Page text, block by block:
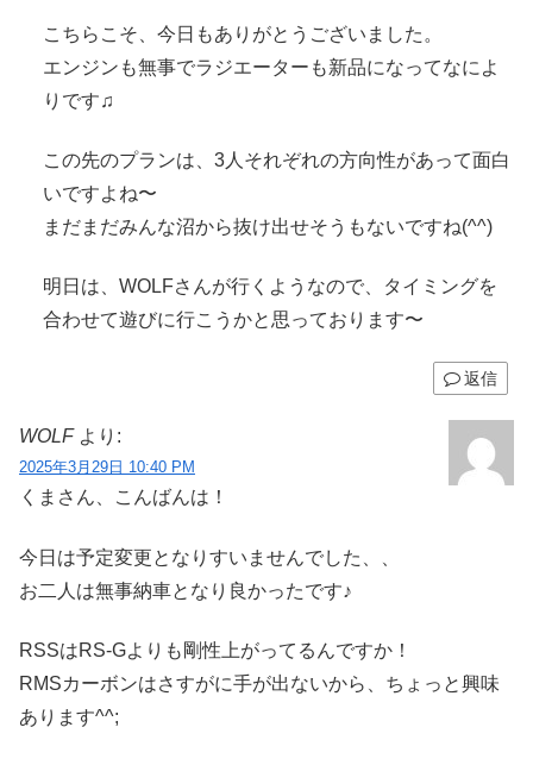
こちらこそ、今日もありがとうございました。
エンジンも無事でラジエーターも新品になってなによ
りです♫
この先のプランは、3人それぞれの方向性があって面白
いですよね〜
まだまだみんな沼から抜け出せそうもないですね(^^)
明日は、WOLFさんが行くようなので、タイミングを
合わせて遊びに行こうかと思っております〜
返信
WOLF より:
2025年3月29日 10:40 PM
くまさん、こんばんは！
今日は予定変更となりすいませんでした、、
お二人は無事納車となり良かったです♪
RSSはRS-Gよりも剛性上がってるんですか！
RMSカーボンはさすがに手が出ないから、ちょっと興味
あります^^;